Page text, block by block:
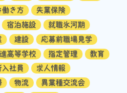
働き方
失業保険
宿泊施設
就職氷河期
建設
応募前職場見学
高等学校 指定管理
教育
入社員
求人情報
物流
異業種交流会